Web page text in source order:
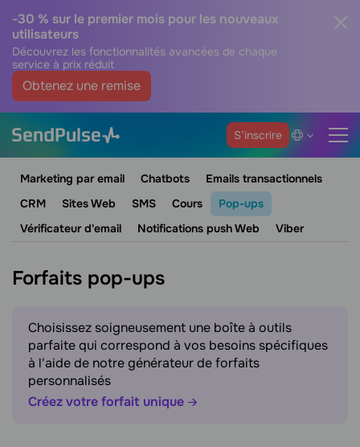
-30 % sur le premier mois pour les nouveaux
utilisateurs
Découvrez les fonctionnalités avancées de chaque
service à prix réduit
Obtenez une remise
S’inscrire
Marketing par email Chatbots
Emails transactionnels
CRM
Sites Web SMS Cours
Pop-ups
Vérificateur d'email
Notifications push Web Viber
Forfaits pop-ups
Choisissez soigneusement une boîte à outils
parfaite qui correspond à vos besoins spécifiques
à l'aide de notre générateur de forfaits
personnalisés
Créez votre forfait unique